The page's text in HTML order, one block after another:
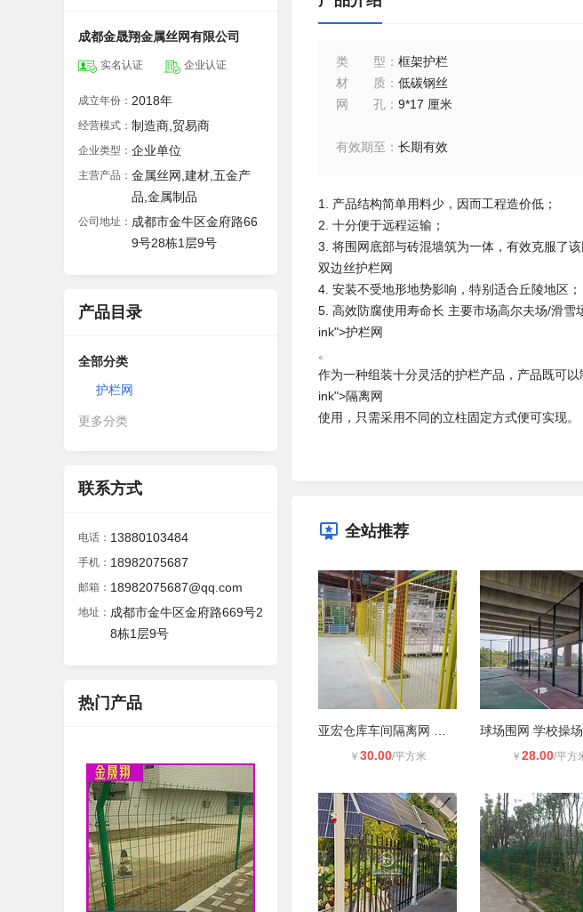
成都金晟翔金属丝网有限公司
实名认证 企业认证
成立年份： 2018年
经营模式： 制造商,贸易商
企业类型： 企业单位
主营产品： 金属丝网,建材,五金产
品,金属制品
公司地址： 成都市金牛区金府路66
9号28栋1层9号
产品目录
全部分类
护栏网
更多分类
联系方式
电话： 13880103484
手机： 18982075687
邮箱： 18982075687@qq.com
地址： 成都市金牛区金府路669号2
8栋1层9号
热门产品
类型 ： 框架护栏
材质 ： 低碳钢丝
网孔 ： 9*17 厘米
有效期至 ： 长期有效
1. 产品结构简单用料少，因而工程造价低；
2. 十分便于远程运输；
3. 将围网底部与砖混墙筑为一体，有效克服了
双边丝护栏网
4. 安装不受地形地势影响，特别适合丘陵地区；
5. 高效防腐使用寿命长 主要市场高尔夫场/滑
ink">护栏网
。
作为一种组装十分灵活的护栏产品，产品既可
ink">隔离网
使用，只需采用不同的立柱固定方式便可实现。
全站推荐
￥ 30.00/平方米 ￥ 28.00/平方